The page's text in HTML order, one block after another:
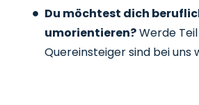
Du möchtest dich
umorientieren?Werde
Quereinsteiger sind bei uns